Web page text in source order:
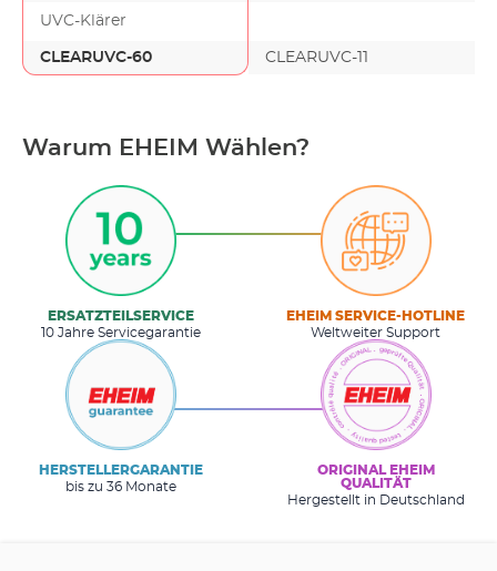
UVC-Klärer
CLEARUVC-60 CLEARUVC-11
Warum EHEIM Wählen?
ERSATZTEILSERVICE
10 Jahre Servicegarantie
EHEIM SERVICE-HOTLINE
Weltweiter Support
HERSTELLERGARANTIE
bis zu 36 Monate
ORIGINAL EHEIM
QUALITÄT
Hergestellt in Deutschland